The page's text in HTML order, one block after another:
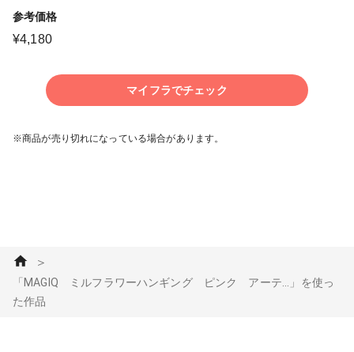
参考価格
¥4,180
マイフラでチェック
※商品が売り切れになっている場合があります。
＞
「MAGIQ ミルフラワーハンギング ピンク アーテ...」を使っ
た作品